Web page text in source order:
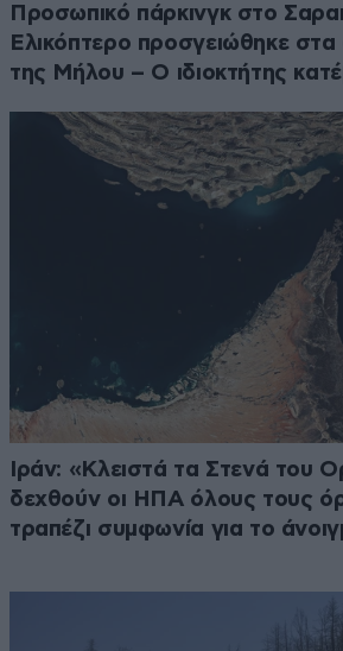
Προσωπικό πάρκινγκ στο
Ελικόπτερο προσγειώθηκε
της Μήλου – Ο ιδιοκτήτης
Ιράν: «Κλειστά τα Στενά του
δεχθούν οι ΗΠΑ όλους τους
τραπέζι συμφωνία για το